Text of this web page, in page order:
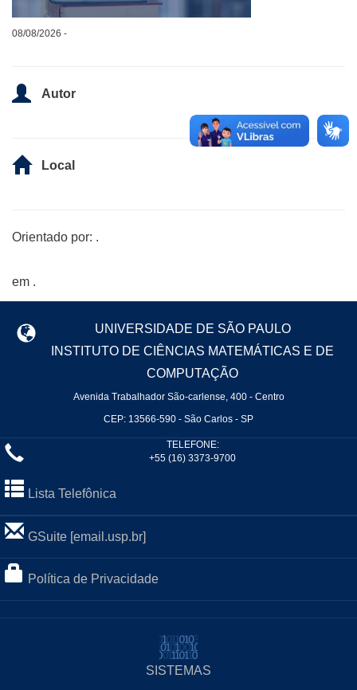
08/08/2026 -
Autor
Local
Orientado por: .
em .
UNIVERSIDADE DE SÃO PAULO
INSTITUTO DE CIÊNCIAS MATEMÁTICAS E DE
COMPUTAÇÃO
Avenida Trabalhador São-carlense, 400 - Centro
CEP: 13566-590 - São Carlos - SP
TELEFONE:
+55 (16) 3373-9700
Lista Telefônica
GSuite [email.usp.br]
Política de Privacidade
SISTEMAS